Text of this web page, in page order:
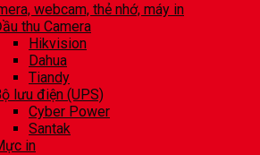
webcam, thẻ nhớ, máy in
thu Camera
Hikvision
Dahua
Tiandy
lưu điện (UPS)
Cyber Power
Santak
in